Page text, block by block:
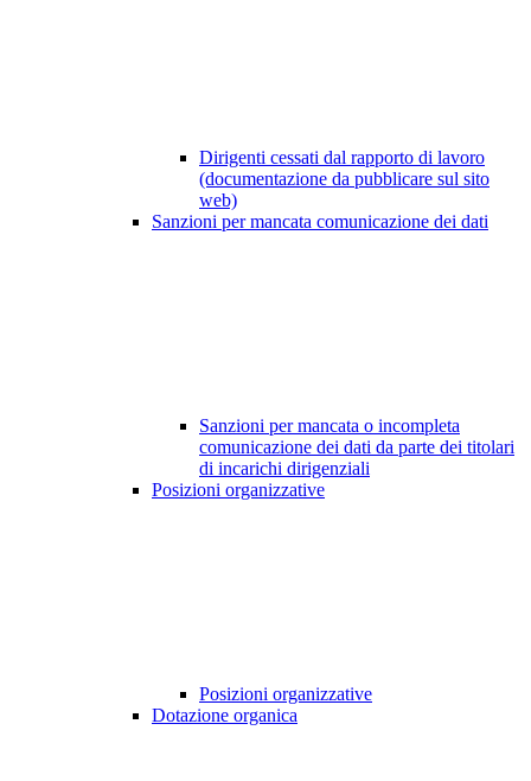
Dirigenti cessati dal rapporto di lavoro
(documentazione da pubblicare sul sito
web)
Sanzioni per mancata comunicazione dei dati
Sanzioni per mancata o incompleta
comunicazione dei dati da parte dei titolari
di incarichi dirigenziali
Posizioni organizzative
Posizioni organizzative
Dotazione organica